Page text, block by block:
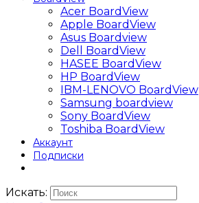
Acer BoardView
Apple BoardView
Asus Boardview
Dell BoardView
HASEE BoardView
HP BoardView
IBM-LENOVO BoardView
Samsung boardview
Sony BoardView
Toshiba BoardView
Аккаунт
Подписки
Искать: